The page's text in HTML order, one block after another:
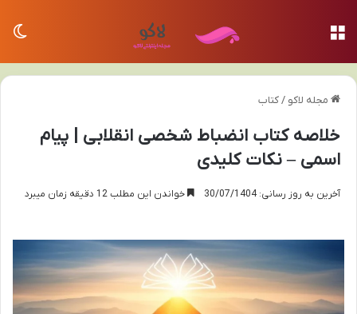
مجله لاکو /کتاب
خلاصه کتاب انضباط شخصی انقلابی | پیام
اسمی – نکات کلیدی
آخرین به روز رسانی: 30/07/1404 خواندن این مطلب 12 دقیقه زمان میبرد